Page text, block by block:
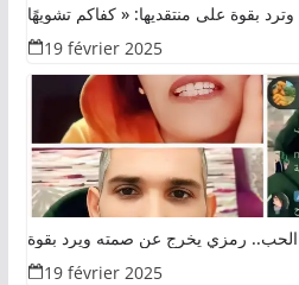
19 février 2025
الحب.. رمزي يخرج عن صمته ويرد بقوة
19 février 2025